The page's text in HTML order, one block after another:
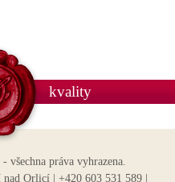
kvality
všechna práva vyhrazena.
Orlicí | +420 603 531 589 |